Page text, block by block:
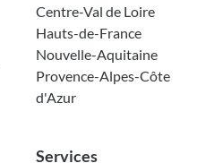
Centre-Val de Loire
Hauts-de-France
Nouvelle-Aquitaine
Provence-Alpes-Côte
d'Azur
Services